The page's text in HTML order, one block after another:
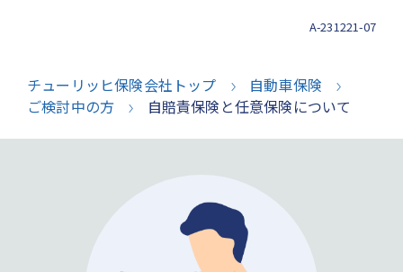
A-231221-07
チューリッヒ保険会社トップ
自動車保険
ご検討中の方
自賠責保険と任意保険について